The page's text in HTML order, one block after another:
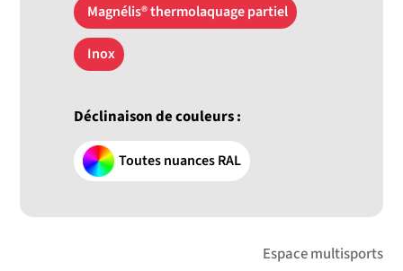
Magnélis® thermolaquage partiel
Inox
Déclinaison de couleurs :
Toutes nuances RAL
Espace multisports